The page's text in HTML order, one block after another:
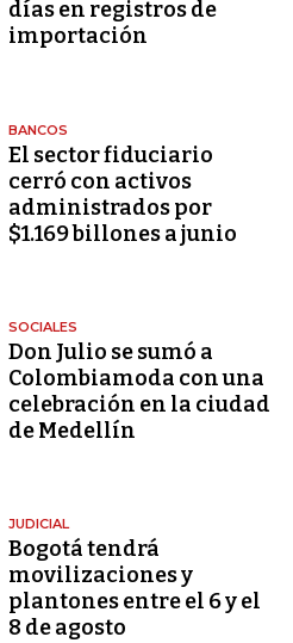
días en registros de
importación
BANCOS
El sector fiduciario
cerró con activos
administrados por
$1.169 billones a junio
SOCIALES
Don Julio se sumó a
Colombiamoda con una
celebración en la ciudad
de Medellín
JUDICIAL
Bogotá tendrá
movilizaciones y
plantones entre el 6 y el
8 de agosto